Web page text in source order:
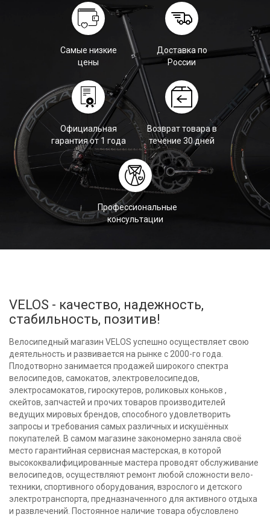
Самые низкие
цены
Доставка по
России
Официальная
гарантия от 1 года
Возврат товара в
течение 30 дней
Профессиональные
консультации
VELOS - качество, надежность,
стабильность, позитив!
Велосипедный магазин VELOS успешно осуществляет свою
деятельность и развивается на рынке с 2000-го года.
Плодотворно занимается продажей широкого спектра
велосипедов, самокатов, электровелосипедов,
электросамокатов, гироскутеров, роликовых коньков ,
скейтов, запчастей и прочих товаров производителей
ведущих мировых брендов, способного удовлетворить
запросы и требования самых различных и искушённых
покупателей. В самом магазине закономерно заняла своё
место гарантийная сервисная мастерская, в которой
высококвалифицированные мастера проводят обслуживание
велосипедов, осуществляют ремонт любой сложности вело-
техники, спортивного оборудования, взрослого и детского
электротранспорта, предназначенного для активного отдыха
и развлечений. Постоянное наличие товара обусловлено